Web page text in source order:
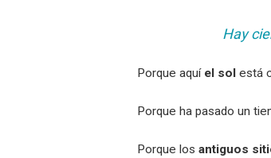
Hay
Porque aquí el sol está
Porque ha pasado un
Porque los antiguos